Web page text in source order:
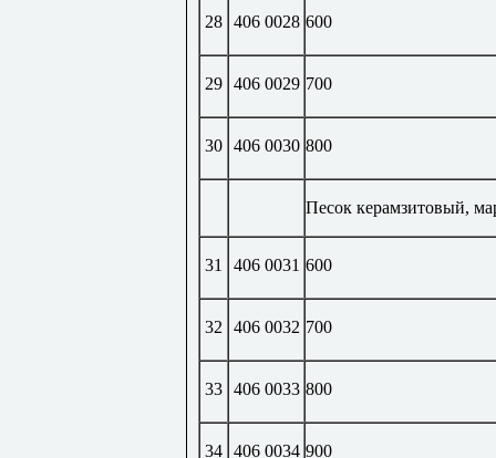
28 406 0028 600
29 406 0029 700
30 406 0030 800
Песок керамзитовый,
31 406 0031 600
32 406 0032 700
33 406 0033 800
34 406 0034 900